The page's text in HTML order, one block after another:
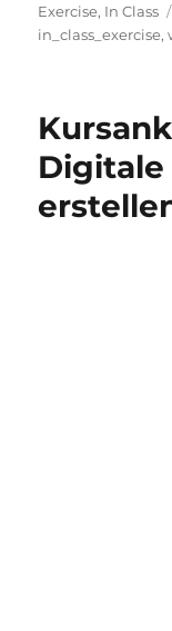
am
Exercise, In Class
in_class_exercise,